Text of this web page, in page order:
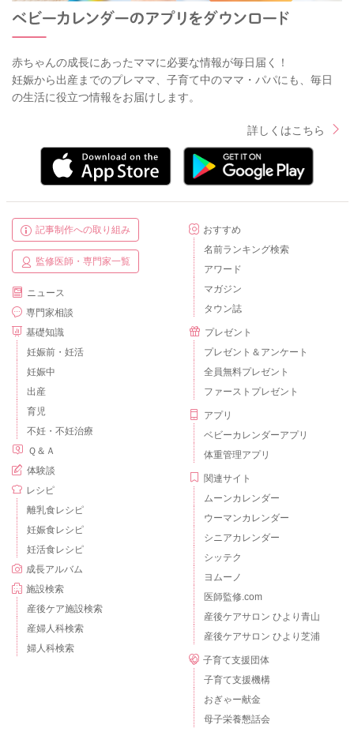
赤ちゃんの成長にあったママに必要な情報が毎日届く！
妊娠から出産までのプレママ、子育て中のママ・パパにも、毎日
の生活に役立つ情報をお届けします。
詳しくはこちら
記事制作への取り組み
監修医師・専門家一覧
ニュース
専門家相談
基礎知識
妊娠前・妊活
妊娠中
出産
育児
不妊・不妊治療
Ｑ＆Ａ
体験談
レシピ
離乳食レシピ
妊娠食レシピ
妊活食レシピ
成長アルバム
施設検索
産後ケア施設検索
産婦人科検索
婦人科検索
おすすめ
名前ランキング検索
アワード
マガジン
タウン誌
プレゼント
プレゼント＆アンケート
全員無料プレゼント
ファーストプレゼント
アプリ
ベビーカレンダーアプリ
体重管理アプリ
関連サイト
ムーンカレンダー
ウーマンカレンダー
シニアカレンダー
シッテク
ヨムーノ
医師監修.com
産後ケアサロン ひより青山
産後ケアサロン ひより芝浦
子育て支援団体
子育て支援機構
おぎゃー献金
母子栄養懇話会